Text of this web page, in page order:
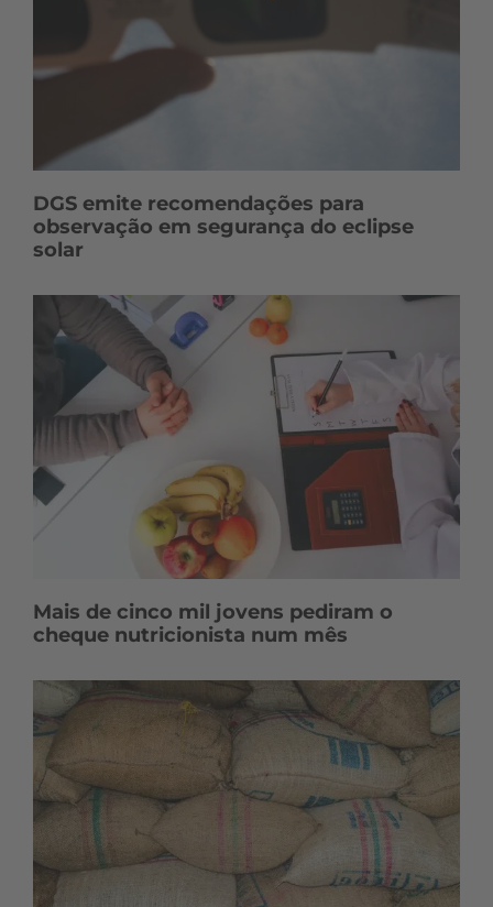
DGS emite recomendações para
observação em segurança do eclipse
solar
Mais de cinco mil jovens pediram o
cheque nutricionista num mês